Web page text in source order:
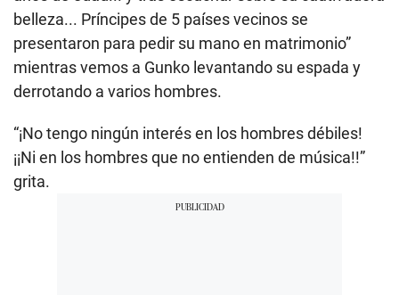
belleza... Príncipes de 5 países vecinos se
presentaron para pedir su mano en matrimonio”
mientras vemos a Gunko levantando su espada y
derrotando a varios hombres.
“¡No tengo ningún interés en los hombres débiles!
¡¡Ni en los hombres que no entienden de música!!”
grita.